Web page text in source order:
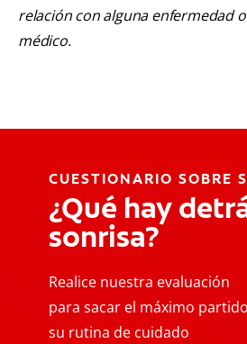
relación con alguna enfermedad
médico.
CUESTIONARIO SOBRE
¿Qué hay
sonrisa?
Realice nuestra evaluación
para sacar el máximo
su rutina de cuidado